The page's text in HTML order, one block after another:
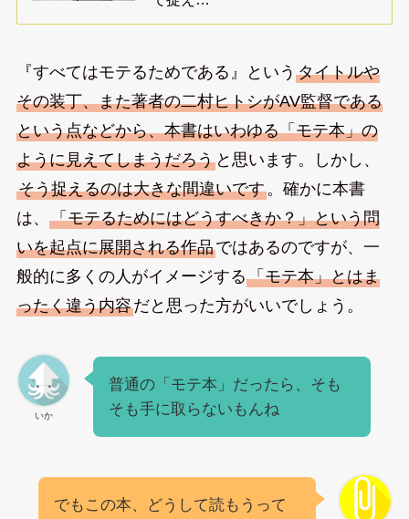
『すべてはモテるためである』という タイトルや
その装丁、また著者の二村ヒトシがAV監督である
という点などから、本書はいわゆる「モテ本」の
ように見えてしまうだろうと思います。しかし、
そう捉えるのは大きな間違いです。確かに本書
は、 「モテるためにはどうすべきか？」という問
いを起点に展開される作品ではあるのですが、一
般的に多くの人がイメージする「モテ本」とはま
ったく違う内容だと思った方がいいでしょう。
いか
普通の「モテ本」だったら、そも
そも手に取らないもんね
でもこの本、どうして読もうって